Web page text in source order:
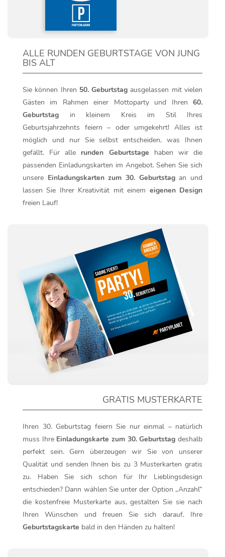
ALLE RUNDEN GEBURTSTAGE VON JUNG
BIS ALT
Sie können Ihren 50. Geburtstag ausgelassen mit vielen
Gästen im Rahmen einer Mottoparty und Ihren 60.
Geburtstag in kleinem Kreis im Stil Ihres
Geburtsjahrzehnts feiern – oder umgekehrt! Alles ist
möglich und nur Sie selbst entscheiden, was Ihnen
gefällt. Für alle runden Geburtstage haben wir die
passenden Einladungskarten im Angebot. Sehen Sie sich
unsere Einladungskarten zum 30. Geburtstagan und
lassen Sie Ihrer Kreativität mit einem eigenen Design
freien Lauf!
GRATIS MUSTERKARTE
Ihren 30. Geburtstag feiern Sie nur einmal – natürlich
muss Ihre Einladungskarte zum 30. Geburtstag deshalb
perfekt sein. Gern überzeugen wir Sie von unserer
Qualität und senden Ihnen bis zu 3 Musterkarten gratis
zu. Haben Sie sich schon für Ihr Lieblingsdesign
entschieden? Dann wählen Sie unter der Option „Anzahl“
die kostenfreie Musterkarte aus, gestalten Sie sie nach
Ihren Wünschen und freuen Sie sich darauf, Ihre
Geburtstagskarte bald in den Händen zu halten!